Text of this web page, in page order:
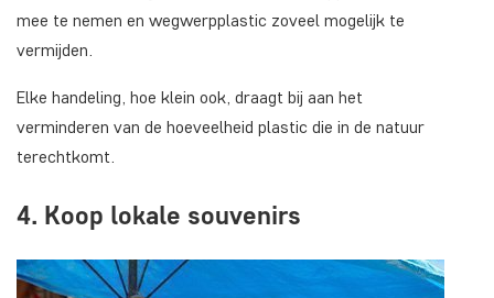
mee te nemen en wegwerpplastic zoveel mogelijk te
vermijden.
Elke handeling, hoe klein ook, draagt bij aan het
verminderen van de hoeveelheid plastic die in de natuur
terechtkomt.
4. Koop lokale souvenirs